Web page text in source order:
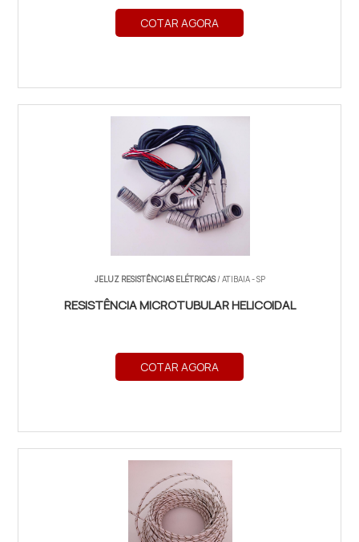
COTAR AGORA
JELUZ RESISTÊNCIAS ELÉTRICAS/ ATIBAIA - SP
RESISTÊNCIA MICROTUBULAR HELICOIDAL
COTAR AGORA